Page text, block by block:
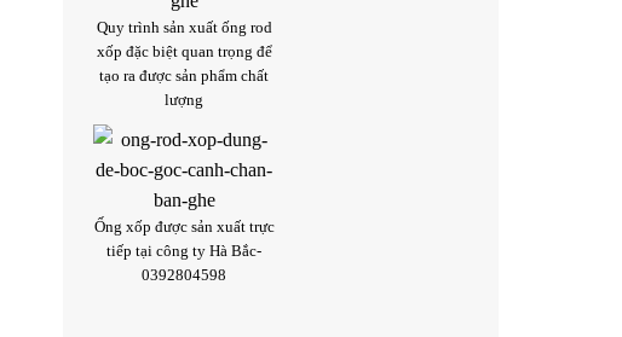
Quy trình sản xuất ống rod
xốp đặc biệt quan trọng để
tạo ra được sản phẩm chất
lượng
Ống xốp được sản xuất trực
tiếp tại công ty Hà Bắc-
0392804598